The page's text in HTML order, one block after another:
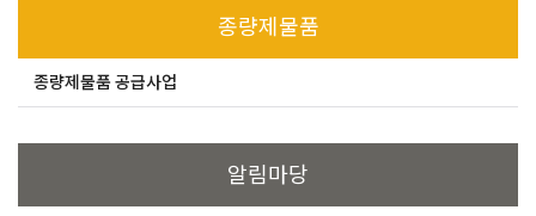
종량제물품
종량제물품 공급사업
알림마당